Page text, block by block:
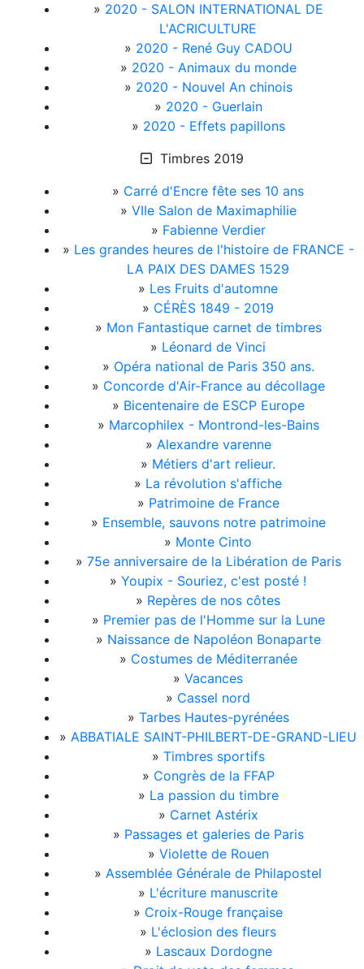
» 2020 - SALON INTERNATIONAL DE
L'ACRICULTURE
» 2020 - René Guy CADOU
» 2020 - Animaux du monde
» 2020 - Nouvel An chinois
» 2020 - Guerlain
» 2020 - Effets papillons
Timbres 2019
» Carré d'Encre fête ses 10 ans
» VIIe Salon de Maximaphilie
» Fabienne Verdier
» Les grandes heures de l'histoire de FRANCE -
LA PAIX DES DAMES 1529
» Les Fruits d'automne
» CÉRÈS 1849 - 2019
» Mon Fantastique carnet de timbres
» Léonard de Vinci
» Opéra national de Paris 350 ans.
» Concorde d'Air-France au décollage
» Bicentenaire de ESCP Europe
» Marcophilex - Montrond-les-Bains
» Alexandre varenne
» Métiers d'art relieur.
» La révolution s'affiche
» Patrimoine de France
» Ensemble, sauvons notre patrimoine
» Monte Cinto
» 75e anniversaire de la Libération de Paris
» Youpix - Souriez, c'est posté !
» Repères de nos côtes
» Premier pas de l'Homme sur la Lune
» Naissance de Napoléon Bonaparte
» Costumes de Méditerranée
» Vacances
» Cassel nord
» Tarbes Hautes-pyrénées
» ABBATIALE SAINT-PHILBERT-DE-GRAND-LIEU
» Timbres sportifs
» Congrès de la FFAP
» La passion du timbre
» Carnet Astérix
» Passages et galeries de Paris
» Violette de Rouen
» Assemblée Générale de Philapostel
» L'écriture manuscrite
» Croix-Rouge française
» L'éclosion des fleurs
» Lascaux Dordogne